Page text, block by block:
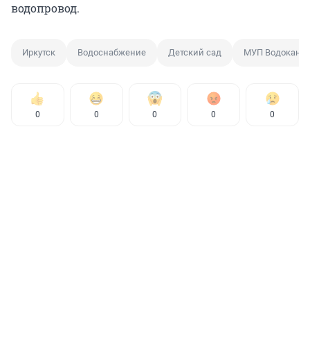
водопровод.
Иркутск Водоснабжение Детский сад МУП
0 0 0 0 0